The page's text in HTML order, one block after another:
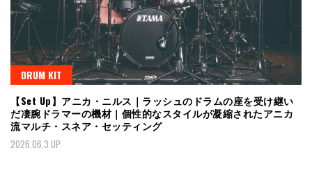
DRUM KIT
【Set Up】アニカ・ニルス｜ラッシュのドラムの座を受け継い
だ凄腕ドラマーの機材｜個性的なスタイルが凝縮されたアニカ
流マルチ・スネア・セッティング
2026.06.3 UP